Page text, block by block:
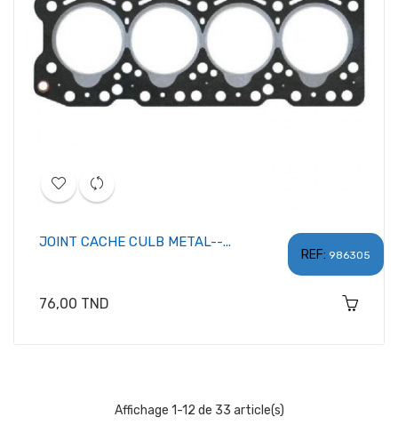
REF: 986305
JOINT CACHE CULB METAL--...
Prix
76,00 TND
Affichage 1-12 de 33 article(s)